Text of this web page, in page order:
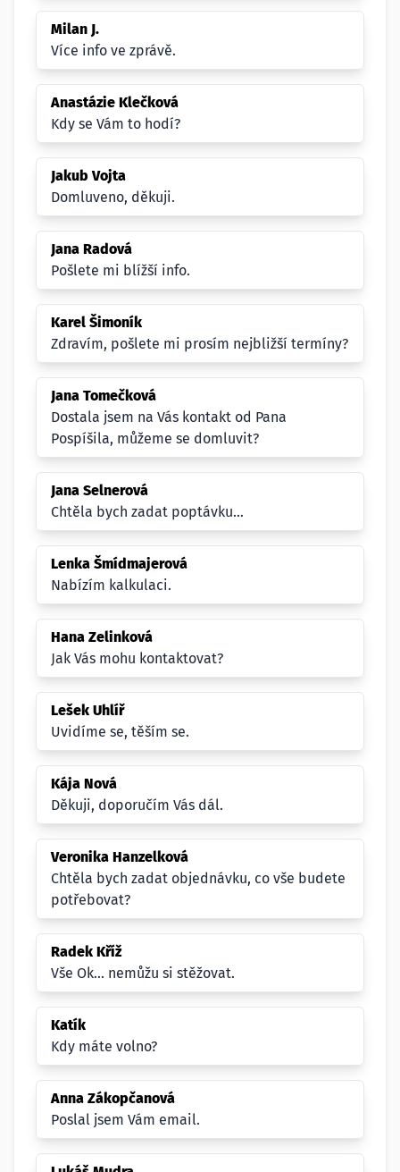
Milan J.
Více info ve zprávě.
Anastázie Klečková
Kdy se Vám to hodí?
Jakub Vojta
Domluveno, děkuji.
Jana Radová
Pošlete mi blížší info.
Karel Šimoník
Zdravím, pošlete mi prosím nejbližší termíny?
Jana Tomečková
Dostala jsem na Vás kontakt od Pana
Pospíšila, můžeme se domluvit?
Jana Selnerová
Chtěla bych zadat poptávku...
Lenka Šmídmajerová
Nabízím kalkulaci.
Hana Zelinková
Jak Vás mohu kontaktovat?
Lešek Uhlíř
Uvidíme se, těším se.
Kája Nová
Děkuji, doporučím Vás dál.
Veronika Hanzelková
Chtěla bych zadat objednávku, co vše budete
potřebovat?
Radek Kříž
Vše Ok... nemůžu si stěžovat.
Katík
Kdy máte volno?
Anna Zákopčanová
Poslal jsem Vám email.